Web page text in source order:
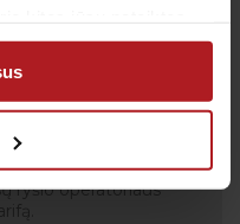
informacijos.
37-245330
centro numerį
ryšio operatoriaus